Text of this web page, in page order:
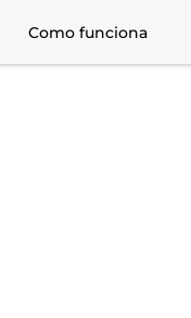
Como funciona